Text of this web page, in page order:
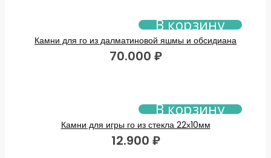
В корзину
Камни для го из далматиновой яшмы и обсидиана
70.000 ₽
В корзину
Камни для игры го из стекла 22х10мм
12.900 ₽